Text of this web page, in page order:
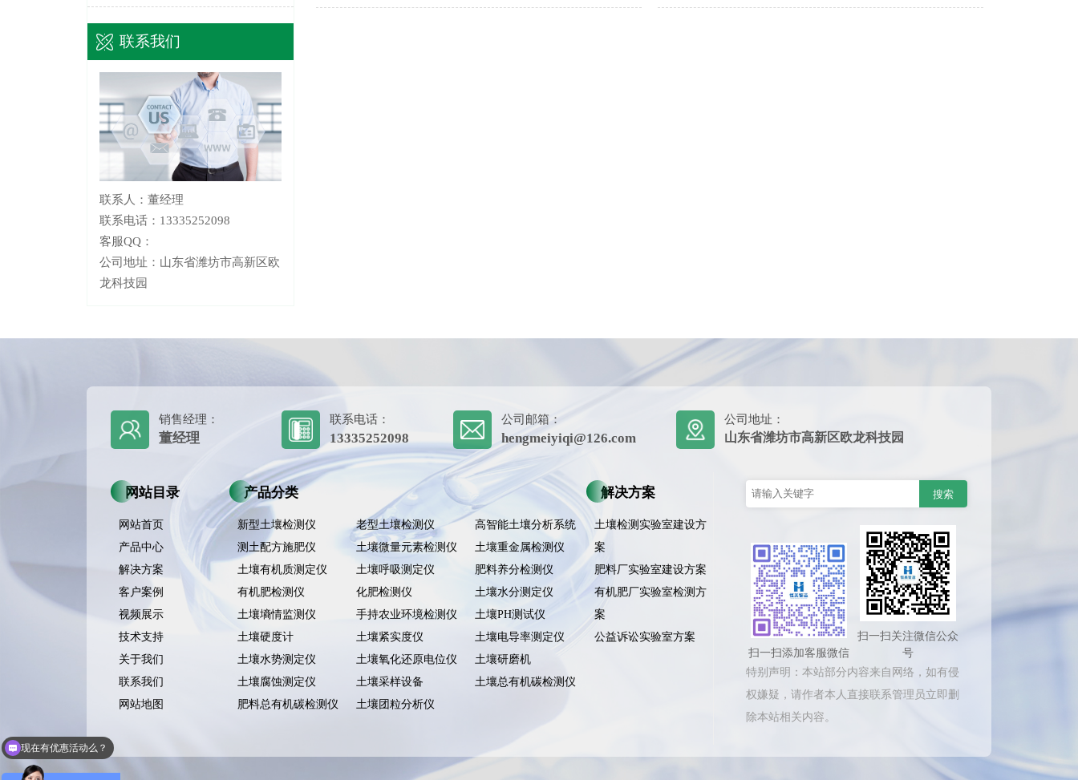
联系我们
联系人：董经理
联系电话：13335252098
客服QQ：
公司地址：山东省潍坊市高新区欧
龙科技园
销售经理：
董经理
联系电话：
13335252098
公司邮箱：
hengmeiyiqi@126.com
公司地址：
山东省潍坊市高新区欧龙科技园
网站目录
网站首页
产品中心
解决方案
客户案例
视频展示
技术支持
关于我们
联系我们
网站地图
产品分类
新型土壤检测仪 老型土壤检测仪
高智能土壤分析系统
测土配方施肥仪
土壤微量元素检测仪
土壤重金属检测仪
土壤有机质测定仪
土壤呼吸测定仪
肥料养分检测仪
有机肥检测仪
化肥检测仪
土壤水分测定仪
土壤墒情监测仪
手持农业环境检测仪
土壤PH测试仪
土壤硬度计
土壤紧实度仪
土壤电导率测定仪
土壤水势测定仪
土壤氧化还原电位仪
土壤研磨机
土壤腐蚀测定仪
土壤采样设备
土壤总有机碳检测仪
肥料总有机碳检测仪
土壤团粒分析仪
解决方案
土壤检测实验室建设方
案
肥料厂实验室建设方案
有机肥厂实验室检测方
案
公益诉讼实验室方案
扫一扫添加客服微信
扫一扫关注微信公众
号
特别声明：本站部分内容来自网络，如有侵
权嫌疑，请作者本人直接联系管理员立即删
除本站相关内容。
可以介绍下你们的产品么？